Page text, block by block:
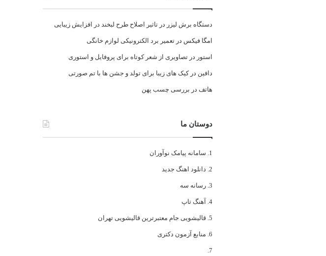
دستگاه برش لیزر درتاثیر اصلاح طرح لبخند در افزایش زیبایی
امگا فیکس درتعمیر برد الکترونیکی لوازم خانگی
استور درتصاویری از شعر کوتاه برای پروفایل و استوری
دافین درکیک های زیبا برای تولد و جشن ها با تم صورتی
هاتف در بررسی چسب پهن
دوستان ما
سامانه پیامک نوآوران
دانلود اهنگ جدید
رسانه سه
آهنگ تاپ
قالیشویی جام معتبرترین قالیشویی تهران
منابع آزمون دکتری